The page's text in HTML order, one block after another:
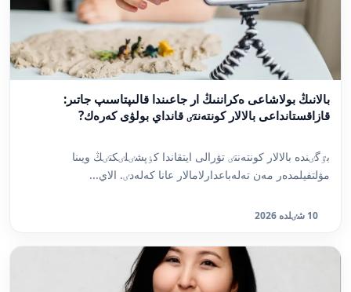
بالانىڭ بولاشاعى ەكراننىڭ ار جاعىندا قالىپتاسىپ جاتىر:
قازاقستانداعى بالالار كونتەنتٸ قانداي بولۋى كەرەك?
بٷگٸندە بالالار كونتەنتٸ تۋرالى ايتقاندا كٶپشٸلٸكتٸڭ ويىنا
مۋلتفيلمدەر مەن تەلەباعدارلامالار عانا كەلەدٸ. الاي...
10 شٸلدە 2026